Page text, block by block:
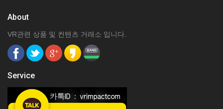
About
VR관련 상품 및 컨텐츠 거래소 입니다.
Service